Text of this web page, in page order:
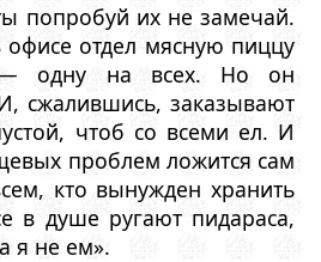
попробуй их не замечай.
офисе отдел мясную пиццу
— одну на всех. Но он
сжалившись, заказывают
чтоб со всеми ел. И
проблем ложится сам
кто вынужден хранить
в душе ругают пидараса,
я не ем».